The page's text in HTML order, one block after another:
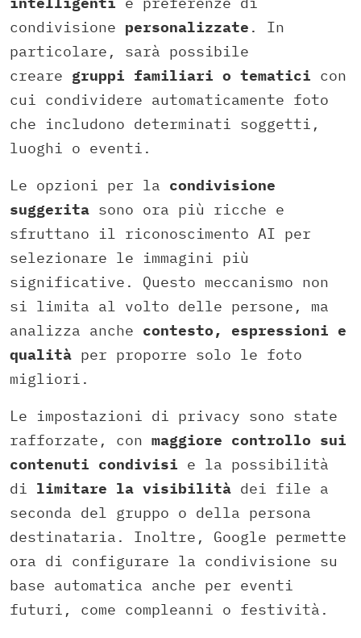
condivisione personalizzate . In
particolare, sarà possibile
creare gruppi familiari o tematici con
cui condividere automaticamente foto
che includono determinati soggetti,
luoghi o eventi.
Le opzioni per la condivisione
suggerita sono ora più ricche e
sfruttano il riconoscimento AI per
selezionare le immagini più
significative. Questo meccanismo non
si limita al volto delle persone, ma
analizza anche contesto, espressioni e
qualità per proporre solo le foto
migliori.
Le impostazioni di privacy sono state
rafforzate, con maggiore controllo sui
contenuti condivisi e la possibilità
di limitare la visibilità dei file a
seconda del gruppo o della persona
destinataria. Inoltre, Google permette
ora di configurare la condivisione su
base automatica anche per eventi
futuri, come compleanni o festività.